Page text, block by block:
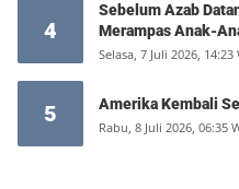
4
Sebelum Azab
Merampas Anak-
Selasa, 7 Juli 2026, 14:23
5 Amerika Kembali
Rabu, 8 Juli 2026, 06:35